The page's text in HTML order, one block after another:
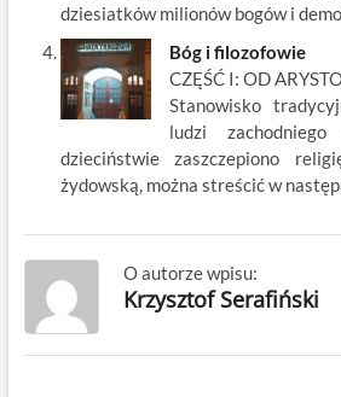
dziesiatków milionów bogów i
Bóg i filozofowie
CZĘŚĆ I: OD
Stanowisko
ludzi
dzieciństwie zaszczepiono
żydowską, można streścić w
O autorze wpisu:
Krzysztof Serafiński